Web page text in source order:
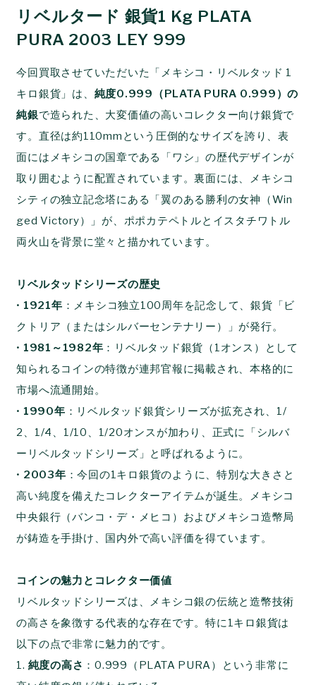
リベルタード 銀貨1 Kg PLATA
PURA 2003 LEY 999
今回買取させていただいた「メキシコ・リベルタッド 1
キロ銀貨」は、 純度0.999（PLATA PURA 0.999）の
純銀で造られた、大変価値の高いコレクター向け銀貨で
す。直径は約110mmという圧倒的なサイズを誇り、表
面にはメキシコの国章である「ワシ」の歴代デザインが
取り囲むように配置されています。裏面には、メキシコ
シティの独立記念塔にある「翼のある勝利の女神（Win
ged Victory）」が、ポポカテペトルとイスタチワトル
両火山を背景に堂々と描かれています。
リベルタッドシリーズの歴史
• 1921年 ：メキシコ独立100周年を記念して、銀貨「ビ
クトリア（またはシルバーセンテナリー）」が発行。
• 1981～1982年 ：リベルタッド銀貨（1オンス）として
知られるコインの特徴が連邦官報に掲載され、本格的に
市場へ流通開始。
• 1990年 ：リベルタッド銀貨シリーズが拡充され、1/
2、1/4、1/10、1/20オンスが加わり、正式に「シルバ
ーリベルタッドシリーズ」と呼ばれるように。
• 2003年 ：今回の1キロ銀貨のように、特別な大きさと
高い純度を備えたコレクターアイテムが誕生。メキシコ
中央銀行（バンコ・デ・メヒコ）およびメキシコ造幣局
が鋳造を手掛け、国内外で高い評価を得ています。
コインの魅力とコレクター価値
リベルタッドシリーズは、メキシコ銀の伝統と造幣技術
の高さを象徴する代表的な存在です。特に1キロ銀貨は
以下の点で非常に魅力的です。
1. 純度の高さ ：0.999（PLATA PURA）という非常に